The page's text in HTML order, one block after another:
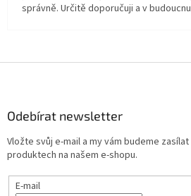
správně. Určitě doporučuji a v
Odebírat newsletter
Vložte svůj e-mail a my vám budeme
produktech na našem e-shopu.
E-mail